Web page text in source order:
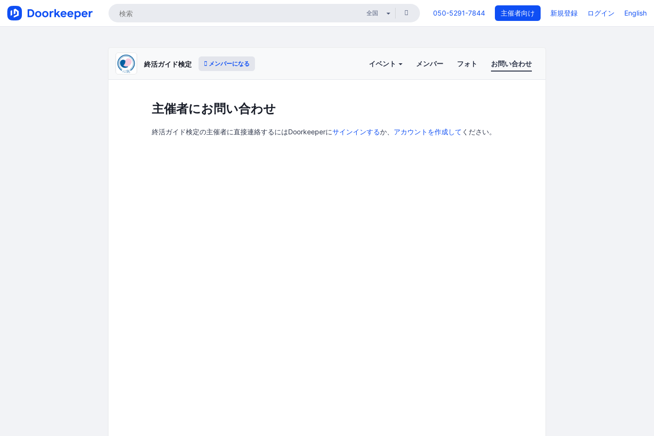
050-5291-7844 主催者向け 新規登録 ログイン English
終活ガイド検定 メンバーになる イベント メンバー フォト お問い合わせ
主催者にお問い合わせ
終活ガイド検定の主催者に直接連絡するにはDoorkeeperにサインインするか、 アカウントを作成して ください。